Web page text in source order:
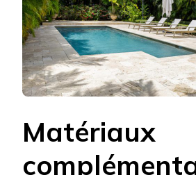
Matériaux